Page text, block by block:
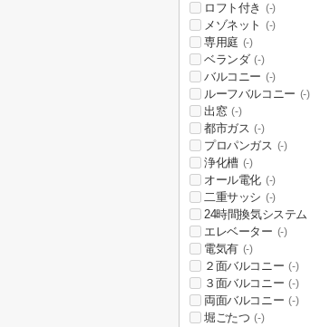
ロフト付き (-)
メゾネット (-)
専用庭 (-)
ベランダ (-)
バルコニー (-)
ルーフバルコニー (-)
出窓 (-)
都市ガス (-)
プロパンガス (-)
浄化槽 (-)
オール電化 (-)
二重サッシ (-)
24時間換気システム
エレベーター (-)
電気有 (-)
２面バルコニー (-)
３面バルコニー (-)
両面バルコニー (-)
堀ごたつ (-)